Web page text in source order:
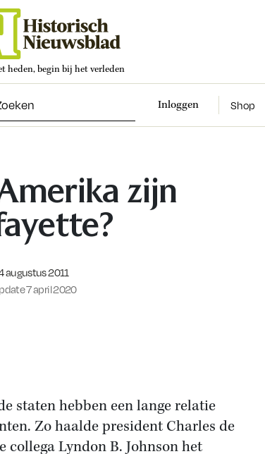
heden, begin bij het verleden
Inloggen Shop
zijn
op:
augustus 2011
7 april 2020
staten hebben een lange relatie
Zo haalde president Charles de
Lyndon B. Johnson het